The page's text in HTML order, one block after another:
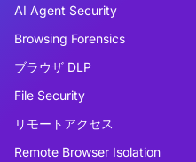
AI Agent Security
Browsing Forensics
ブラウザ DLP
File Security
リモートアクセス
Remote Browser Isolation